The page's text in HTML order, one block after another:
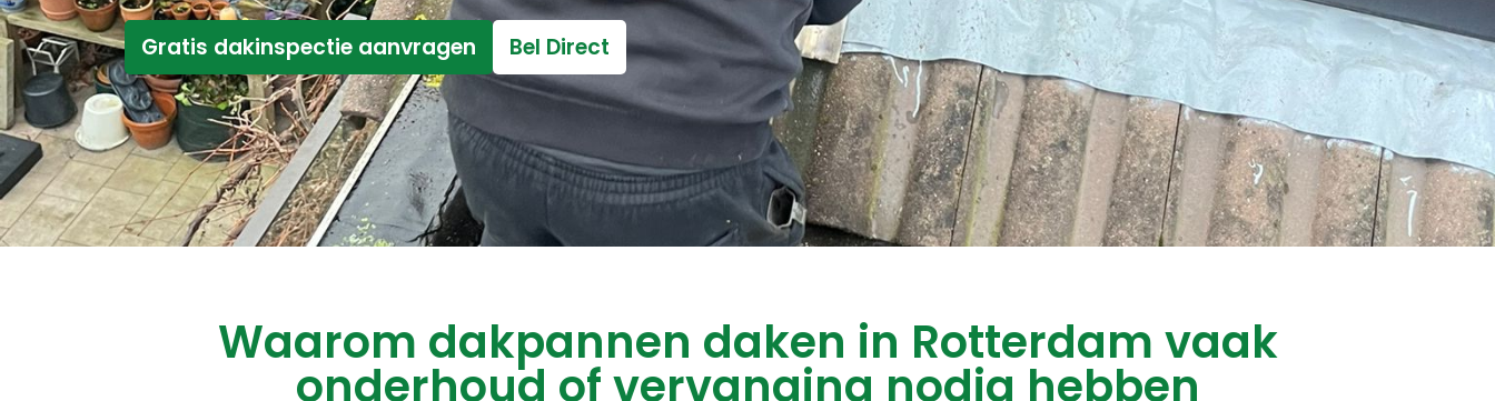
Gratis dakinspectie aanvragen Bel Direct
Waarom dakpannen daken in Rotterdam vaak
onderhoud of vervanging nodig hebben